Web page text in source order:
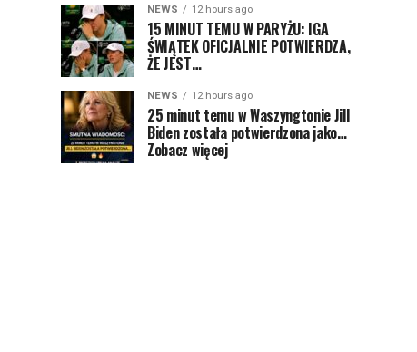
NEWS 12 hours ago
15 MINUT TEMU W PARYŻU: IGA
ŚWIĄTEK OFICJALNIE POTWIERDZA,
ŻE JEST…
NEWS 12 hours ago
25 minut temu w Waszyngtonie Jill
Biden została potwierdzona jako…
Zobacz więcej